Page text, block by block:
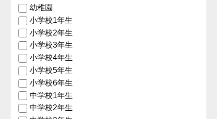
幼稚園
小学校1年生
小学校2年生
小学校3年生
小学校4年生
小学校5年生
小学校6年生
中学校1年生
中学校2年生